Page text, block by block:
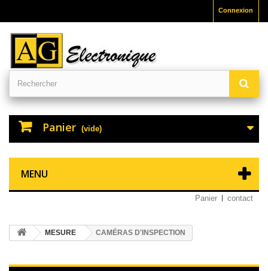
Connexion
Panier (vide)
MENU
Panier contact
MESURE CAMÉRAS D'INSPECTION